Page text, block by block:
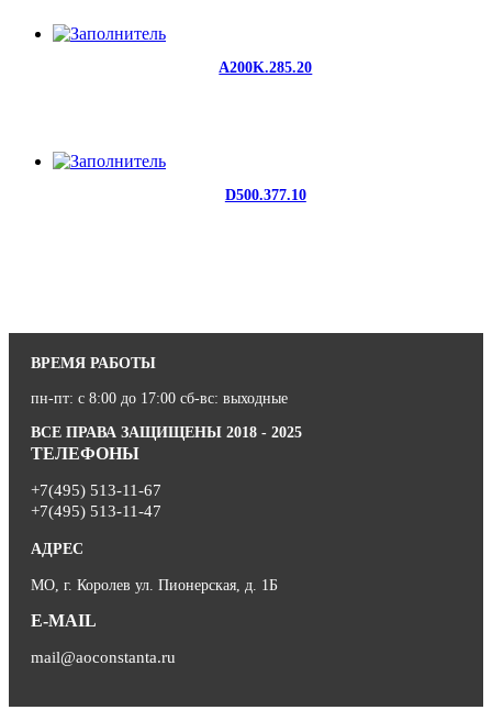
A200K.285.20
D500.377.10
ВРЕМЯ РАБОТЫ
пн-пт: с 8:00 до 17:00 сб-вс: выходные
ВСЕ ПРАВА ЗАЩИЩЕНЫ 2018 - 2025
ТЕЛЕФОНЫ
+7(495) 513-11-67
+7(495) 513-11-47
АДРЕС
МО, г. Королев ул. Пионерская, д. 1Б
E-MAIL
mail@aoconstanta.ru